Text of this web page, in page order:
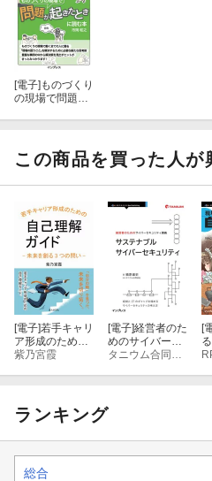
セッション５：自己保身スコープ
４章：正しい道筋をたどる
セッション６：人は常に自分に都
５章：人に伝えようとする事で自
セッション８：人は一度決めた
セッション９：人は他人の話を
６章：第三者に納得してもらう
セッション１０：人は納得しない
７章：CITAに込めた思い
８章：CITA卒業生からの声
[電子]ものづくり
の現場で問題が
この商品を買った人が
[電子]若手キャリ
ア形成のための
自己理解ガイド-
紫乃宮霞
[電子]経営者のた
めのサイバーセ
キュリティ講
[
l.2
ランキング
総合